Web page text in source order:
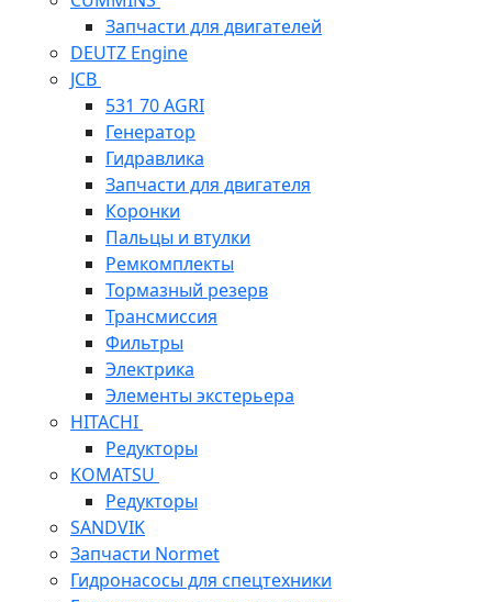
Запчасти для двигателей
DEUTZ Engine
JCB
531 70 AGRI
Генератор
Гидравлика
Запчасти для двигателя
Коронки
Пальцы и втулки
Ремкомплекты
Тормазный резерв
Трансмиссия
Фильтры
Электрика
Элементы экстерьера
HITACHI
Редукторы
KOMATSU
Редукторы
SANDVIK
Запчасти Normet
Гидронасосы для спецтехники